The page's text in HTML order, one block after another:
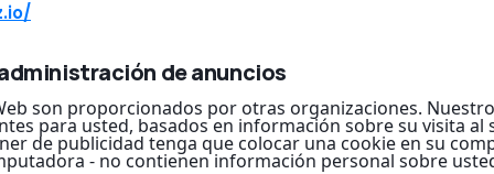
de anuncios
son proporcionados por otras organizaciones.
para usted, basados en información sobre su visita al
de publicidad tenga que colocar una cookie en su
- no contienen información personal sobre